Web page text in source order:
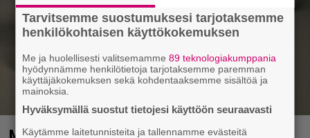
Tarvitsemme suostumuksesi tarjotaksemme
henkilökohtaisen käyttökokemuksen
Me ja huolellisesti valitsemamme89 teknologiakumppania
hyödynnämme henkilötietoja tarjotaksemme paremman
käyttäjäkokemuksen sekä kohdentaaksemme sisältöä ja
mainoksia.
Hyväksymällä suostut tietojesi käyttöön seuraavasti
Käytämme laitetunnisteita ja tallennamme evästeitä